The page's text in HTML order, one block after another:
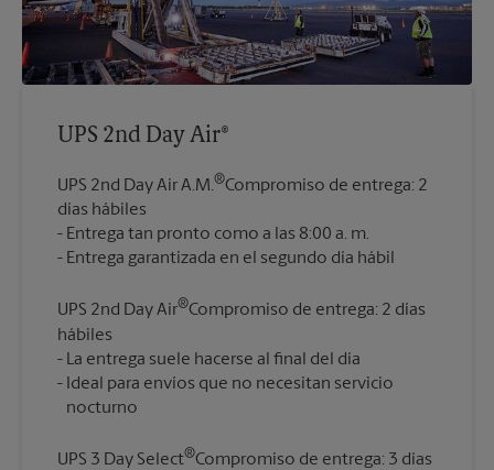
UPS 2nd Day Air®
UPS 2nd Day Air A.M.®Compromiso de entrega: 2
días hábiles
Entrega tan pronto como a las 8:00 a. m.
UPS 2nd Day Air®Compromiso de entrega: 2 días
hábiles
La entrega suele hacerse al final del día
Ideal para envíos que no necesitan servicio
UPS 3 Day Select®Compromiso de entrega: 3 días